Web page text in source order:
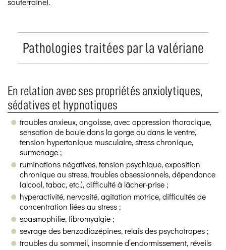
Pathologies traitées par la valériane
En relation avec ses propriétés anxiolytiques,
sédatives et hypnotiques
troubles anxieux, angoisse, avec oppression thoracique,
sensation de boule dans la gorge ou dans le ventre,
tension hypertonique musculaire, stress chronique,
surmenage ;
ruminations négatives, tension psychique, exposition
chronique au stress, troubles obsessionnels, dépendance
(alcool, tabac, etc.), difficulté à lâcher-prise ;
hyperactivité, nervosité, agitation motrice, difficultés de
concentration liées au stress ;
spasmophilie, fibromyalgie ;
sevrage des benzodiazépines, relais des psychotropes ;
troubles du sommeil, insomnie d’endormissement, réveils